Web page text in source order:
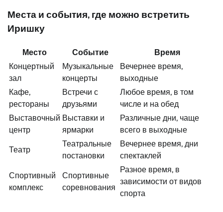
Места и события, где можно встретить
Иришку
Место Событие
Время
Концертный
зал
Музыкальные
концерты
Вечернее время,
выходные
Кафе,
рестораны
Встречи с
друзьями
Любое время, в том
числе и на обед
Выставочный
центр
Выставки и
ярмарки
Различные дни, чаще
всего в выходные
Театр
Театральные
постановки
Вечернее время, дни
спектаклей
Спортивный
комплекс
Спортивные
соревнования
Разное время, в
зависимости от видов
спорта